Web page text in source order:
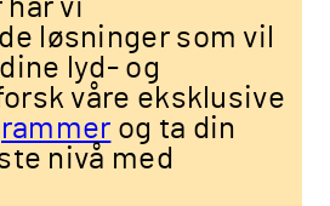
vi
løsninger som vil
lyd- og
våre eksklusive
og ta din
nivå med